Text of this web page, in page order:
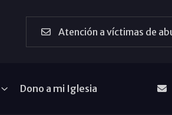
Atención a víctimas de
Dono a mi Iglesia